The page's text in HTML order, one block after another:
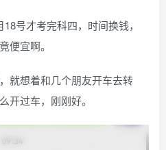
号才考完科四，时间换钱，
便宜啊。
就想着和几个朋友开车去转
开过车，刚刚好。